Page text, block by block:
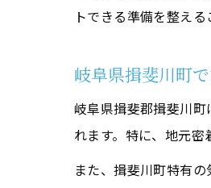
トできる準備を整える
岐阜県揖斐川町
岐阜県揖斐郡揖斐川
れます。特に、地元密
また、揖斐川町特有